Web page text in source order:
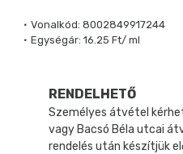
Vonalkód: 8002849917244
Egységár: 16.25 Ft/ ml
RENDELHETŐ
Személyes átvétel
vagy Bacsó Béla utcai
rendelés után készítjük